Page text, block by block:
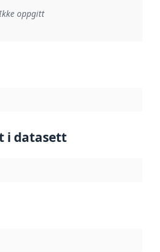
til en implementasjonsregel
oppgitt
i datasett